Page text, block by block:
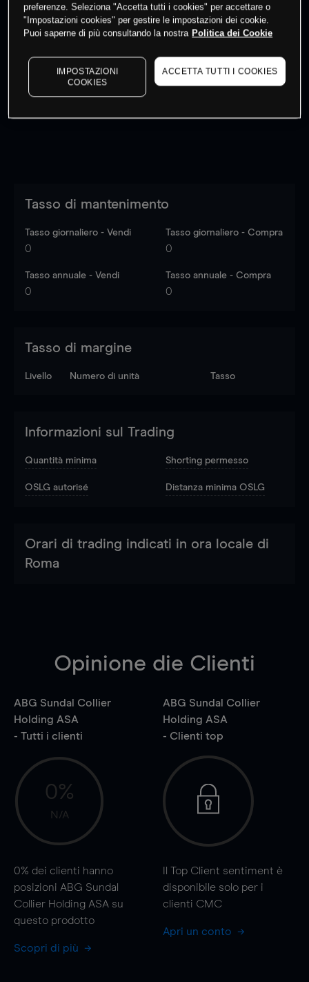
I prezzi sono solo indicativi. Accediper vedere gli ultimi
dati di mercato
to see latest market data
Tasso di mantenimento
Tasso giornaliero - Vendi
0
Tasso giornaliero - Compra
0
Tasso annuale - Vendi
0
Tasso annuale - Compra
0
Tasso di margine
Livello Numero di unità Tasso
Informazioni sul Trading
Quantità minima Shorting permesso
OSLG autorisé Distanza minima OSLG
Orari di trading indicati in ora locale di
Roma
Opinione die Clienti
ABG Sundal Collier
Holding ASA
- Tutti i clienti
0%
N/A
0% dei clienti hanno
posizioni ABG Sundal
Collier Holding ASA su
questo prodotto
Scopri di più
ABG Sundal Collier
Holding ASA
- Clienti top
Il Top Client sentiment è
disponibile solo per i
clienti CMC
Apri un conto
preferenze. Seleziona "Accetta tutti i cookies" per accettare o
"Impostazioni cookies" per gestire le impostazioni dei cookie.
Puoi saperne di più consultando la nostra Politica dei Cookie
IMPOSTAZIONI
COOKIES
ACCETTA TUTTI I COOKIES